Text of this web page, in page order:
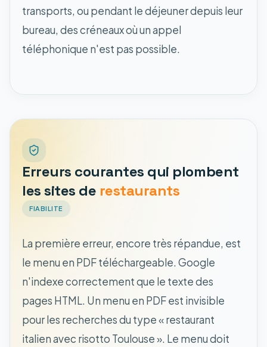
transports, ou pendant le déjeuner depuis leur
bureau, des créneaux où un appel
téléphonique n'est pas possible.
Erreurs courantes qui plombent
les sites de restaurants
FIABILITE
La première erreur, encore très répandue, est
le menu en PDF téléchargeable. Google
n'indexe correctement que le texte des
pages HTML. Un menu en PDF est invisible
pour les recherches du type « restaurant
italien avec risotto Toulouse ». Le menu doit